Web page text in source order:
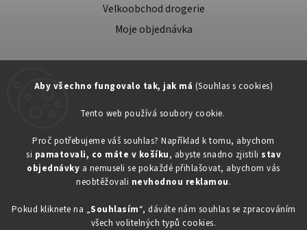
Aby všechno fungovalo tak, jak má (Souhlas s cookies)
Tento web používá soubory cookie.
Proč potřebujeme váš souhlas? Například k tomu, abychom
si pamatovali, co máte v košíku, abyste snadno zjistili stav
objednávky a nemuseli se pokaždé přihlašovat, abychom vás
neobtěžovali nevhodnou reklamou.
Pokud kliknete na „Souhlasím“, dáváte nám souhlas se zpracováním
všech volitelných typů cookies.
734603917
eshop@toner-rl.cz
Velkoobchod drogerie
Moje objednávka